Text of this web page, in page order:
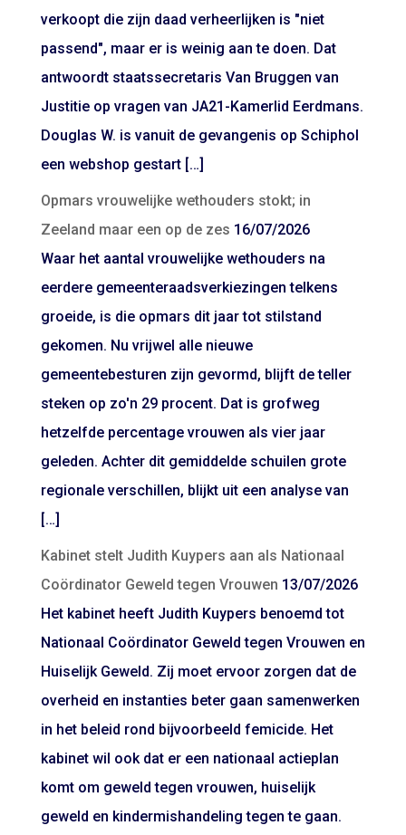
verkoopt die zijn daad verheerlijken is "niet
passend", maar er is weinig aan te doen. Dat
antwoordt staatssecretaris Van Bruggen van
Justitie op vragen van JA21-Kamerlid Eerdmans.
Douglas W. is vanuit de gevangenis op Schiphol
een webshop gestart […]
Opmars vrouwelijke wethouders stokt; in
Zeeland maar een op de zes 16/07/2026
Waar het aantal vrouwelijke wethouders na
eerdere gemeenteraadsverkiezingen telkens
groeide, is die opmars dit jaar tot stilstand
gekomen. Nu vrijwel alle nieuwe
gemeentebesturen zijn gevormd, blijft de teller
steken op zo'n 29 procent. Dat is grofweg
hetzelfde percentage vrouwen als vier jaar
geleden. Achter dit gemiddelde schuilen grote
regionale verschillen, blijkt uit een analyse van
[…]
Kabinet stelt Judith Kuypers aan als Nationaal
Coördinator Geweld tegen Vrouwen 13/07/2026
Het kabinet heeft Judith Kuypers benoemd tot
Nationaal Coördinator Geweld tegen Vrouwen en
Huiselijk Geweld. Zij moet ervoor zorgen dat de
overheid en instanties beter gaan samenwerken
in het beleid rond bijvoorbeeld femicide. Het
kabinet wil ook dat er een nationaal actieplan
komt om geweld tegen vrouwen, huiselijk
geweld en kindermishandeling tegen te gaan.